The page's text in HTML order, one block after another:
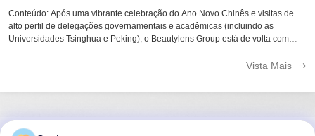
Mais de 1500 Designs
Conteúdo: Após uma vibrante celebração do Ano Novo Chinês e visitas de
alto perfil de delegações governamentais e acadêmicas (incluindo as
Universidades Tsinghua e Peking), o Beautylens Group está de volta com
Vista Mais